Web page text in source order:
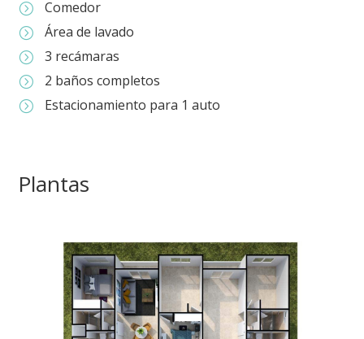
= Comedor
= Área de lavado
= 3 recámaras
= 2 baños completos
= Estacionamiento para 1 auto
Plantas